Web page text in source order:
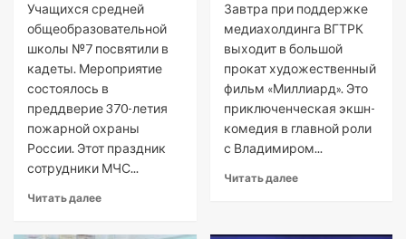
Учащихся средней
общеобразовательной
школы №7 посвятили в
кадеты. Мероприятие
состоялось в
преддверие 370-летия
пожарной охраны
России. Этот праздник
сотрудники МЧС...
Читать далее
Завтра при поддержке
медиахолдинга ВГТРК
выходит в большой
прокат художественный
фильм «Миллиард». Это
приключенческая экшн-
комедия в главной роли
с Владимиром...
Читать далее